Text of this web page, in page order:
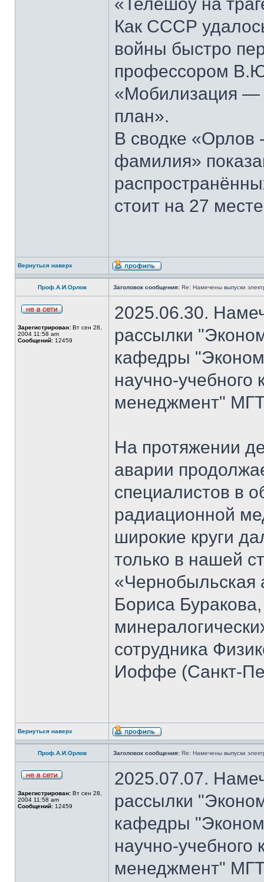
Как СССР
войны быстро
профессором
«Мобилизация —
план».
В сводке «Орлов
фамилия»
стоит на 27
Вернуться наверх
Проф.А.И.Орлов Заголовок сообщения: Re: Намечены выпуски
Зарегистрирован: Вт сен 28,
2004 11:58 am
Сообщений: 12459
2025.06.30.
рассылки
кафедры
научно-
менеджмент"
На протяжении
аварии
специалистов в
радиационной
широкие круги
только в нашей
«Чернобыльская
Бориса
сотрудника
Иоффе (Санкт-
Вернуться наверх
Проф.А.И.Орлов Заголовок сообщения: Re: Намечены выпуски
Зарегистрирован: Вт сен 28,
2004 11:58 am
Сообщений: 12459
2025.07.07.
рассылки
кафедры
научно-
менеджмент"